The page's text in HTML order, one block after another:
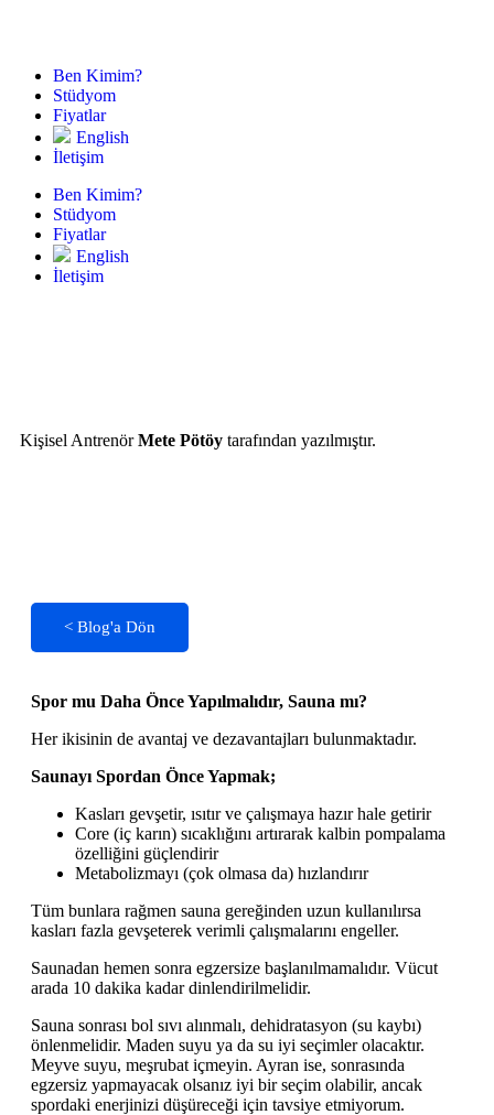
Ben Kimim?
Stüdyom
Fiyatlar
English
İletişim
Ben Kimim?
Stüdyom
Fiyatlar
English
İletişim
Kişisel AntrenörMete Pötöy tarafından yazılmıştır.
< Blog'a Dön
Spor mu Daha Önce Yapılmalıdır, Sauna mı?
Her ikisinin de avantaj ve dezavantajları bulunmaktadır.
Saunayı Spordan Önce Yapmak;
Kasları gevşetir, ısıtır ve çalışmaya hazır hale getirir
Core (iç karın) sıcaklığını artırarak kalbin pompalama
özelliğini güçlendirir
Metabolizmayı (çok olmasa da) hızlandırır
Tüm bunlara rağmen sauna gereğinden uzun kullanılırsa
kasları fazla gevşeterek verimli çalışmalarını engeller.
Saunadan hemen sonra egzersize başlanılmamalıdır. Vücut
arada 10 dakika kadar dinlendirilmelidir.
Sauna sonrası bol sıvı alınmalı, dehidratasyon (su kaybı)
önlenmelidir. Maden suyu ya da su iyi seçimler olacaktır.
Meyve suyu, meşrubat içmeyin. Ayran ise, sonrasında
egzersiz yapmayacak olsanız iyi bir seçim olabilir, ancak
spordaki enerjinizi düşüreceği için tavsiye etmiyorum.